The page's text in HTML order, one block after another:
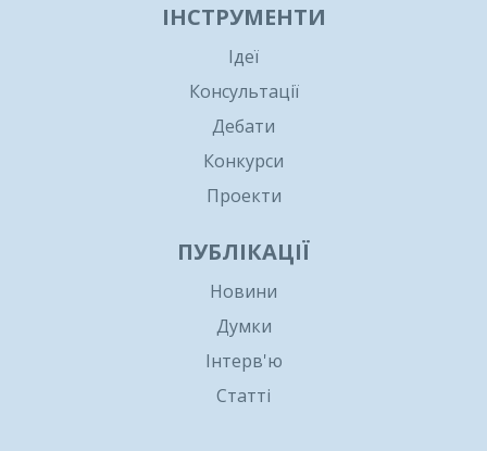
ІНСТРУМЕНТИ
Ідеї
Консультації
Дебати
Конкурси
Проекти
ПУБЛІКАЦІЇ
Новини
Думки
Інтерв'ю
Статті